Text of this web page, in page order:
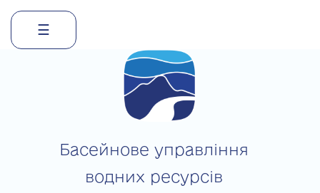
☰
Басейнове управління
водних ресурсів